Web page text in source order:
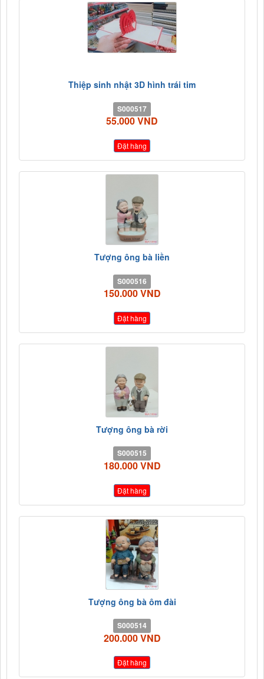
Thiệp sinh nhật 3D hình trái tim
S000517
55.000 VND
Đặt hàng
Tượng ông bà liền
S000516
150.000 VND
Đặt hàng
Tượng ông bà rời
S000515
180.000 VND
Đặt hàng
Tượng ông bà ôm đài
S000514
200.000 VND
Đặt hàng